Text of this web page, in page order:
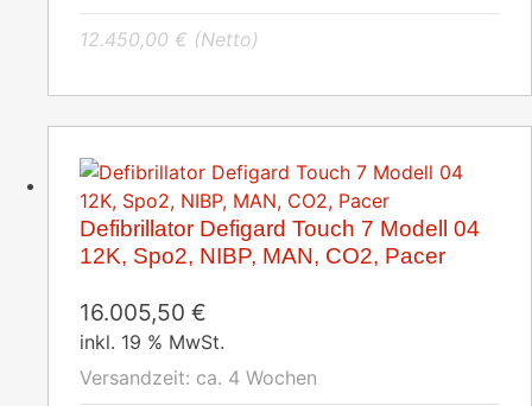
12.450,00 € (Netto)
Defibrillator Defigard Touch 7 Modell 04
12K, Spo2, NIBP, MAN, CO2, Pacer
16.005,50 €
inkl. 19 % MwSt.
Versandzeit: ca. 4 Wochen